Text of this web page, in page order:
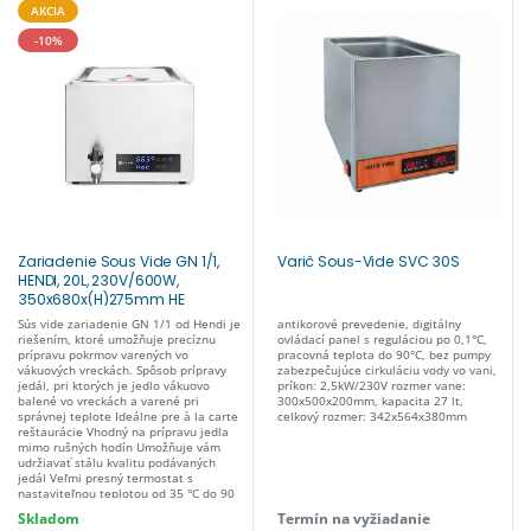
AKCIA
-10%
Zariadenie Sous Vide GN 1/1,
HENDI, 20L, 230V/600W,
350x680x(H)275mm HE
225448
Sús vide zariadenie GN 1/1 od Hendi je
riešením, ktoré umožňuje precíznu
prípravu pokrmov varených vo
vákuových vreckách. Spôsob prípravy
jedál, pri ktorých je jedlo vákuovo
balené vo vreckách a varené pri
správnej teplote Ideálne pre à la carte
reštaurácie Vhodný na prípravu jedla
mimo rušných hodín Umožňuje vám
udržiavať stálu kvalitu podávaných
jedál Veľmi presný termostat s
nastaviteľnou teplotou od 35 °C do 90
výlučne z nehrdzavejúcej ocele Dá sa
Skladom
Varič Sous-Vide SVC 30S
antikorové prevedenie, digitálny
ovládací panel s reguláciou po 0,1°C,
pracovná teplota do 90°C, bez pumpy
zabezpečujúce cirkuláciu vody vo vani,
príkon: 2,5kW/230V rozmer vane:
300x500x200mm, kapacita 27 lt,
celkový rozmer: 342x564x380mm
Termín na vyžiadanie